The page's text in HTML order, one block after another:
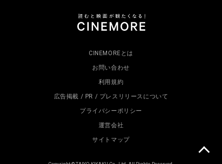
CINEMOREとは
お問い合わせ
利用規約
広告掲載 / PR / プレスリリースについて
プライバシーポリシー
運営会社
サイトマップ